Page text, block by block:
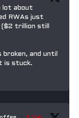
lot about
RWAs just
trillion still
and until
is stuck.